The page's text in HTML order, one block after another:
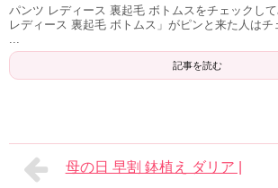
パンツ レディース 裏起毛 ボトムスをチェックし
レディース 裏起毛 ボトムス」がピンと来た人は
...
記事を読む
母の日 早割 鉢植え ダリア |